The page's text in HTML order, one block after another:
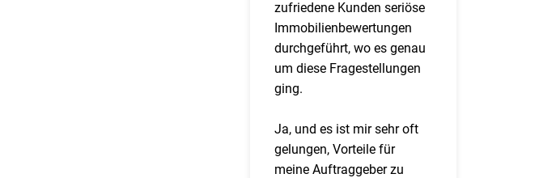
zufriedene Kunden seriöse
Immobilienbewertungen
durchgeführt, wo es genau
um diese Fragestellungen
ging.
Ja, und es ist mir sehr oft
gelungen, Vorteile für
meine Auftraggeber zu